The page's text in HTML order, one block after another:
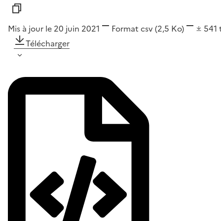
Mis à jour le 20 juin 2021 Format csv(2,5 Ko) 541
Télécharger